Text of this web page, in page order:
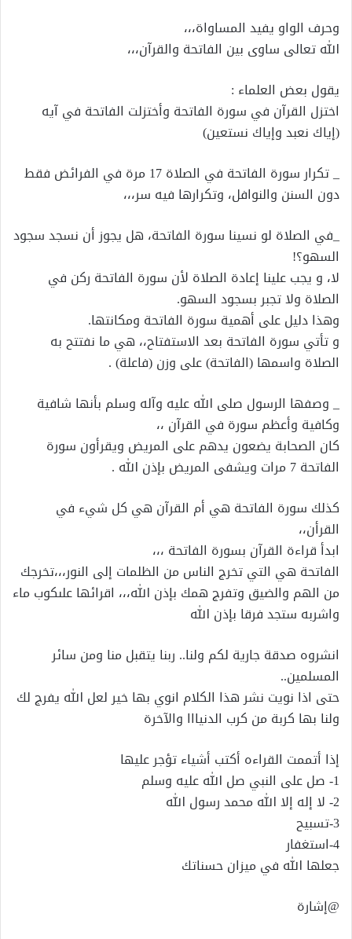
وحرف الواو يفيد المساواة،،،
الله تعالى ساوى بين الفاتحة والقرآن،،،
يقول بعض العلماء :
اختزل القرآن في سورة الفاتحة وأختزلت الفاتحة في آيه
(إياك نعبد وإياك نستعين)
_ تكرار سورة الفاتحة في الصلاة 17 مرة في الفرائض فقط
دون السنن والنوافل، وتكرارها فيه سر،،،
_في الصلاة لو نسينا سورة الفاتحة، هل يجوز أن نسجد سجود
السهو؟!
لا، و يجب علينا إعادة الصلاة ﻷن سورة الفاتحة ركن في
الصلاة ولا تجبر بسجود السهو.
وهذا دليل على أهمية سورة الفاتحة ومكانتها.
و تأتي سورة الفاتحة بعد الاستفتاح،، هي ما نفتتح به
الصلاة واسمها (الفاتحة) على وزن (فاعلة) .
_ وصفها الرسول صلى الله عليه وآله وسلم بأنها شافية
وكافية وأعظم سورة في القرآن ،،
كان الصحابة يضعون يدهم على المريض ويقرأون سورة
الفاتحة 7 مرات ويشفى المريض بإذن الله .
كذلك سورة الفاتحة هي أم القرآن هي كل شيء في
القرأن،،
ابدأ قراءة القرآن بسورة الفاتحة ،،،
الفاتحة هي التي تخرج الناس من الظلمات إلى النور،،،تخرجك
من الهم والضيق وتفرج همك بإذن الله،،، اقرائها علىكوب ماء
واشربه ستجد فرقا بإذن الله
انشروه صدقة جارية لكم ولنا.. ربنا يتقبل منا ومن سائر
المسلمين..
حتى اذا نويت نشر هذا الكلام انوي بها خير لعل الله يفرج لك
ولنا بها كربة من كرب الدنيااا والآخرة
إذا أتممت القراءه أكتب أشياء تؤجر عليها
1- صل على النبي صل الله عليه وسلم
2- لا إله إلا الله محمد رسول الله
3-تسبيح
4-استغفار
جعلها الله في ميزان حسناتك
@إشارة